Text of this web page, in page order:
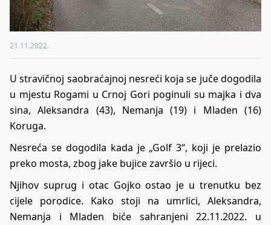
21.11.2022.
U stravičnoj saobraćajnoj nesreći koja se juče dogodila
u mjestu Rogami u Crnoj Gori poginuli su majka i dva
sina, Aleksandra (43), Nemanja (19) i Mladen (16)
Koruga.
Nesreća se dogodila kada je „Golf 3“, koji je prelazio
preko mosta, zbog jake bujice završio u rijeci.
Njihov suprug i otac Gojko ostao je u trenutku bez
cijele porodice. Kako stoji na umrlici, Aleksandra,
Nemanja i Mladen biće sahranjeni 22.11.2022. u